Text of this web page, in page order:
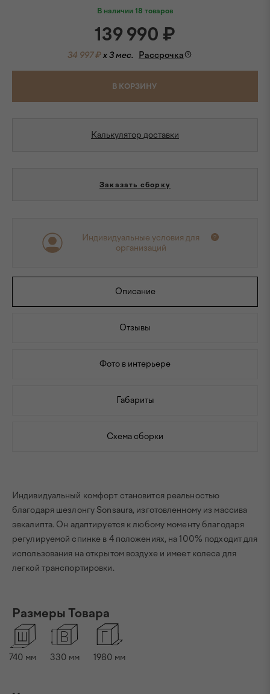
В наличии 18 товаров
139 990 ₽
34 997 ₽x 3 мес. Рассрочка
В КОРЗИНУ
Калькулятор доставки
Заказать сборку
Индивидуальные условия для
организаций
Описание
Отзывы
Фото в интерьере
Габариты
Схема сборки
Индивидуальный комфорт становится реальностью
благодаря шезлонгу Sonsaura, изготовленному из массива
эвкалипта. Он адаптируется к любому моменту благодаря
регулируемой спинке в 4 положениях, на 100% подходит для
использования на открытом воздухе и имеет колеса для
легкой транспортировки.
Размеры Товара
740 мм 330 мм 1980 мм